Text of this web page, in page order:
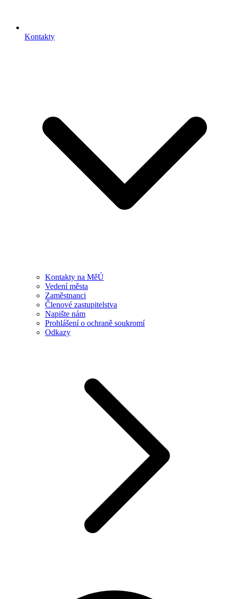
Kontakty
Kontakty na MěÚ
Vedení města
Zaměstnanci
Členové zastupitelstva
Napište nám
Prohlášení o ochraně soukromí
Odkazy